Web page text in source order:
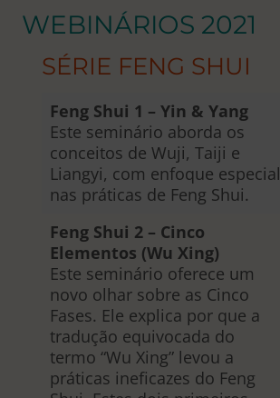
WEBINÁRIOS 2021
SÉRIE FENG SHUI
Feng Shui 1 – Yin & Yang
Este seminário aborda os
conceitos de Wuji, Taiji e
Liangyi, com enfoque especial
nas práticas de Feng Shui.
Feng Shui 2 – Cinco
Elementos (Wu Xing)
Este seminário oferece um
novo olhar sobre as Cinco
Fases. Ele explica por que a
tradução equivocada do
termo “Wu Xing” levou a
práticas ineficazes do Feng